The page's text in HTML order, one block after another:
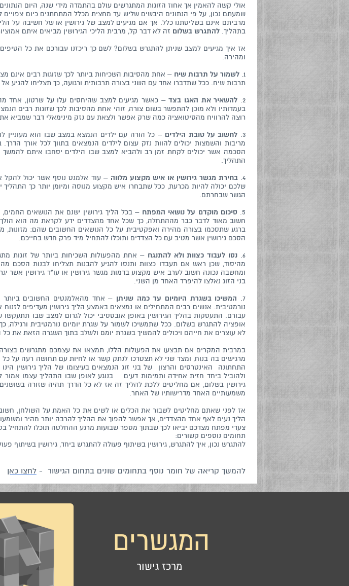
אולי קשה להאמין אך אחוז הזוגות המתגרשים עולם בהתמדה מידי שנה, היום הנתונים
שמעתם נכון, על פי הנתונים היבשים שליש עד מחצית מכלל המתחתנים כיום
מרביתם אינם בשליטתנו כלל. אך אם מגיעים למצב של גירושין או של חשיבה על
בתהליך.להתגרש בשלום זה לא דבר קל, מרבית הליכי הגירושין מביאים איתם
אז איך מגיעים למצב שניתן להתגרש בשלום? לשם כך ריכזנו עבורכם את כל
ומהירה.
1. לשמור על תרבות שיח – אחת מהסיבות השכיחות ביותר לכך שזוגות רבים אינם
תרבות שיח. ככל שתדברו אחד עם השני בצורה תרבותית ורגועה, כך תצליחו להגיע
2. להשאיר את האגו בצד– כאשר מגיעים למצב שהיחסים עלו על שרטון, אחד
בעמדותיו ולא מוכן להתפשר בשום צורה, זוהי אחת מהסיבות לכך שזוגות רבים
רוצה להרוויח מהסיטואציה כמה שרק אפשר ולצאת עם נזק מינימאלי דבר שמביא
3. לחשוב על טובת הילדים – כל הורה עם ילדים הנמצא במצב שבו הוא מעוניין
מריבות והשמצות יכולים להוות נזק עצום לילדים הנמצאים בתווך לכל אורך
הסכמה אשר יכולים לקחת זמן רב ולהביא למצב שבו הילדים יסחבו איתם
התהליך.
4. בחירת מגשר גירושין או איש מקצוע מלווה – עוד אלמנט נוסף אשר יכול להקל
שלכם יכולה להיות מכרעת, ככל שתבחרו איש מקצוע מנוסה ומיומן יותר כך
הגשר שבחרתם.
5.
סיכום מוקדם על נושאי המפתח – בכל הליך גירושין ישנם את הנושאים
חשוב מאוד לדבר כבר מההתחלה, כך שכל אחד מהצדדים ידע לקראת מה הוא
ברגע שתסכמו בצורה מהירה ואפקטיבית על כל הנושאים החשובים שהם: מזונות,
הסכם גירושין אשר מטיב עם כל הצדדים ותוכלו להתחיל מיד פרק חדש בחייכם.
6. נסו לעבוד כצוות ולא להתנגח – אחת מהפעולות השכיחות ביותר של זוגות
מהיסוד, שכן ראש אם תעבדו כצוות ותנסו להגיע להבנות תצליחו לבנות הסכם
ומחשבה נכונה חשוב לערב איש מקצוע בדמות מגשר גירושין או עו"ד גירושין
בני הזוג נאלצו להיפרד האחד מן השני.
7.
המשיכו בשגרת היומיום עד כמה שניתן – אחד מהאלמנטים החשובים ביותר
נורמטיבית. אנשים רבים המתחילים או נמצאים באמצע הליך גירושין מעדיפים
עבורם. התעסקות בהליך הגירושין באופן אובססיבי יכול לגרום למצב שבו
אופציה להתגרש בשלום. ככל שתמשיכו לשמור על שגרת יומיום נורמטיבית ורגילה,
לא עוצרים את חייהם ויכולים להמשיך בשגרת יומם ולשלב בתוך השגרה הזאת את
במרבית המקרים אם תבצעו את הפעולות הללו, תמצאו את עצמכם מתגרשים
מרגישים בה בנוח, ומצד שני לא תצטרכו לנתק קשר או לחיות עם תחושה רעה על
התחתונה האינטרסים והרצון של בני זוג הנמצאים בעיצומו של הליך גירושין
ולהוביל ביחד חזית אחידה ותמימות דעים בנוגע לאופן שבו התהליך עצמו אמור
גירושין בשלום, אם מחליטים ללכת להליך זה אז לא כל הדרך תהיה שזורה
משמעותיים האחד מדרישותיו של האחר.
אז לפני שאתם מחליטים לשבור את הכלים או לשים את כל האמת על השולחן,
הליך נעים לאף אחד מהצדדים, אך אפשר להפוך את ההליך להרבה יותר מהיר
צעדי מפתח מצדכם יביאו לכך שבתוך מספר שבועות מרגע ההחלטה תוכלו להתחיל
להמשך קריאה של חומר נוסף בתחומים שונים בתחום הגישור -לחצו כאן
תחומים נוספים קשורים:
להתגרש נכון, איך להתגרש, גירושין בשיתוף פעולה להתגרש ביחד, גירושין בשיתוף
מרכז גישור
המגשרים